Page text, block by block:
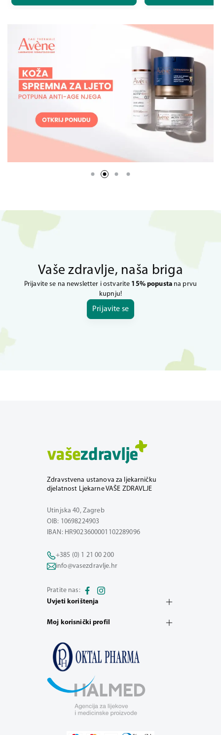
Vaše zdravlje, naša briga
Prijavite se na newsletter i ostvarite 15% popustana prvu
kupnju!
Prijavite se
Zdravstvena ustanova za ljekarničku
djelatnost Ljekarne VAŠE ZDRAVLJE
Utinjska 40, Zagreb
OIB: 10698224903
IBAN: HR9023600001102289096
+385 (0) 1 21 00 200
info@vasezdravlje.hr
Pratite nas:
Uvjeti korištenja
Moj korisnički profil